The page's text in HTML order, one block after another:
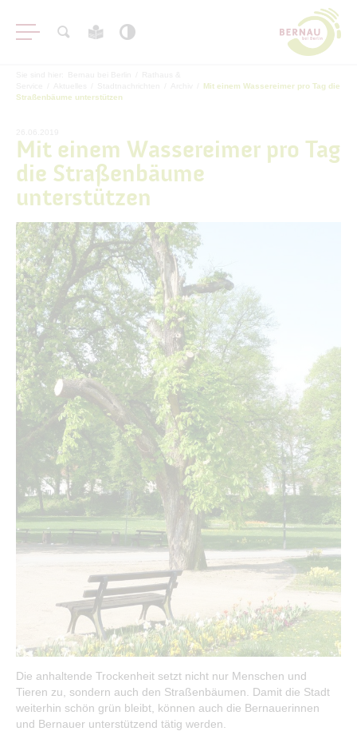
Aktuelles
Stadtnachrichten
Archiv
Veranstaltungen
#BERNAUER
Amtsblatt
Haushalt
Öffentliche Auslegungen
Bürgerservice
Bürgerinformation
Stadtverwaltung
Mit einem Wassereimer pro Tag die
Straßenbäume unterstützen
Mit einem Wassereimer pro Tag
die Straßenbäume
unterstützen
Die anhaltende Trockenheit setzt nicht nur Menschen und
Tieren zu, sondern auch den Straßenbäumen. Damit die Stadt
weiterhin schön grün bleibt, können auch die Bernauerinnen
und Bernauer unterstützend tätig werden.